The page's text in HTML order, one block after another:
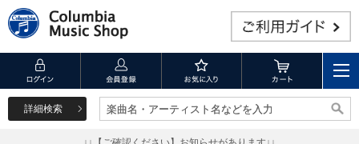
詳細検索 楽曲名・アーティスト名などを入力
楽曲名・アーティスト名などを入力